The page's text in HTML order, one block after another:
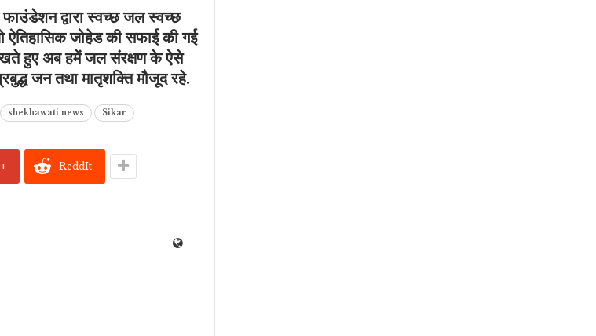
द्वारा स्वच्छ जल स्वच्छ
जोहेड की सफाई की गई
हुए अब हमें जल संरक्षण के ऐसे
जन तथा मातृशक्ति मौजूद रहे.
shekhawati news
Sikar
ReddIt